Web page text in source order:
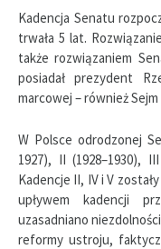
Kadencja Senatu
trwała 5 lat.
także rozwiązaniem
posiadał prezydent
marcowej – również
W Polsce odrodzonej
1927), II (1928–1930),
Kadencje II, IV i V
upływem kadencji
uzasadniano
reformy ustroju,